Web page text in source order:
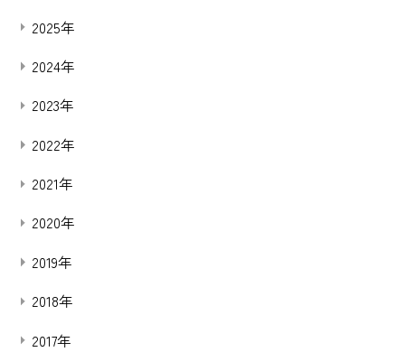
2025年
2024年
2023年
2022年
2021年
2020年
2019年
2018年
2017年